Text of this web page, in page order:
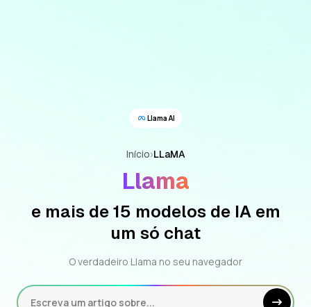
Llama AI
Início›LLaMA
Llama
e mais de 15 modelos de IA em
um só chat
O verdadeiro Llama no seu navegador
Escreva um artigo sobre...